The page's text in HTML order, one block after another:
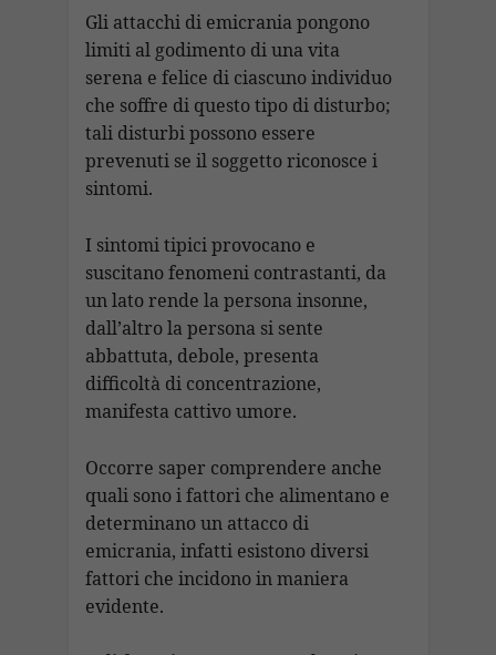
Gli attacchi di emicrania pongono
limiti al godimento di una vita
serena e felice di ciascuno individuo
che soffre di questo tipo di disturbo;
tali disturbi possono essere
prevenuti se il soggetto riconosce i
sintomi.
I sintomi tipici provocano e
suscitano fenomeni contrastanti, da
un lato rende la persona insonne,
dall’altro la persona si sente
abbattuta, debole, presenta
difficoltà di concentrazione,
manifesta cattivo umore.
Occorre saper comprendere anche
quali sono i fattori che alimentano e
determinano un attacco di
emicrania, infatti esistono diversi
fattori che incidono in maniera
evidente.